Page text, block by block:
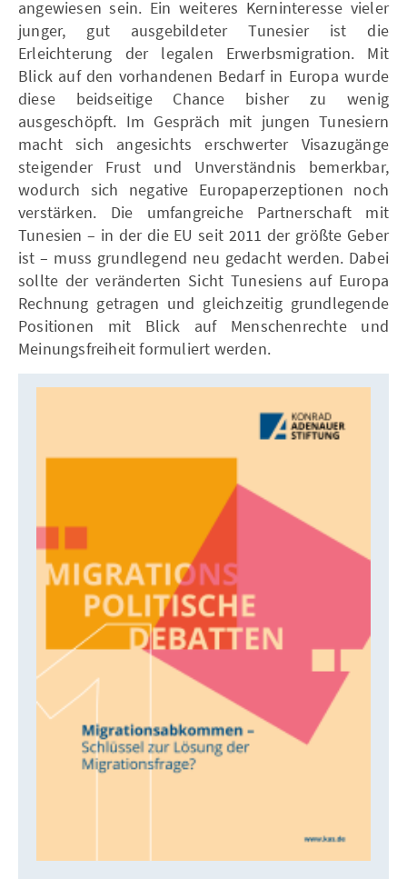
angewiesen sein. Ein weiteres Kerninteresse vieler
junger, gut ausgebildeter Tunesier ist die
Erleichterung der legalen Erwerbsmigration. Mit
Blick auf den vorhandenen Bedarf in Europa wurde
diese beidseitige Chance bisher zu wenig
ausgeschöpft. Im Gespräch mit jungen Tunesiern
macht sich angesichts erschwerter Visazugänge
steigender Frust und Unverständnis bemerkbar,
wodurch sich negative Europaperzeptionen noch
verstärken. Die umfangreiche Partnerschaft mit
Tunesien – in der die EU seit 2011 der größte Geber
ist – muss grundlegend neu gedacht werden. Dabei
sollte der veränderten Sicht Tunesiens auf Europa
Rechnung getragen und gleichzeitig grundlegende
Positionen mit Blick auf Menschenrechte und
Meinungsfreiheit formuliert werden.